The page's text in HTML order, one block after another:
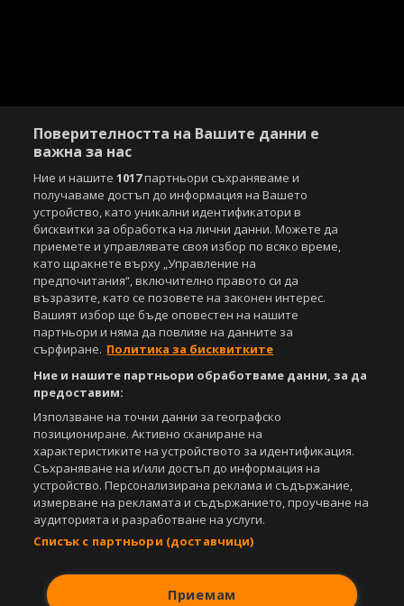
Поверителността на Вашите данни е
важна за нас
Ние и нашите1017партньори съхраняваме и
получаваме достъп до информация на Вашето
устройство, като уникални идентификатори в
бисквитки за обработка на лични данни. Можете да
приемете и управлявате своя избор по всяко време,
като щракнете върху „Управление на
предпочитания“, включително правото си да
възразите, като се позовете на законен интерес.
Вашият избор ще бъде оповестен на нашите
партньори и няма да повлияе на данните за
сърфиране. Политика за бисквитките
Ние и нашите партньори обработваме данни, за да
предоставим:
Използване на точни данни за географско
позициониране. Активно сканиране на
характеристиките на устройството за идентификация.
Съхраняване на и/или достъп до информация на
устройство. Персонализирана реклама и съдържание,
измерване на рекламата и съдържанието, проучване на
аудиторията и разработване на услуги.
Списък с партньори (доставчици)
Приемам